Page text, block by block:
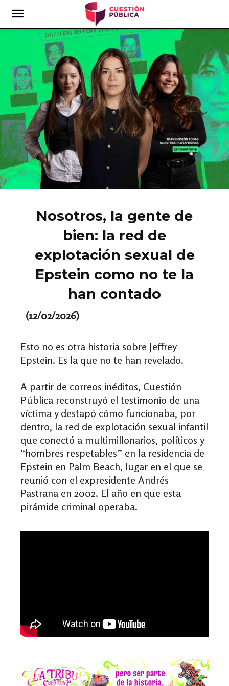
Nosotros, la gente de
bien: la red de
explotación sexual de
Epstein como no te la
han contado
(12/02/2026)
Esto no es otra historia sobre Jeffrey
Epstein. Es la que no te han revelado.
A partir de correos inéditos, Cuestión
Pública reconstruyó el testimonio de una
víctima y destapó cómo funcionaba, por
dentro, la red de explotación sexual infantil
que conectó a multimillonarios, políticos y
“hombres respetables” en la residencia de
Epstein en Palm Beach, lugar en el que se
reunió con el expresidente Andrés
Pastrana en 2002. El año en que esta
pirámide criminal operaba.